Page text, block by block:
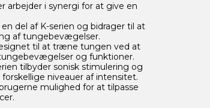
arbejder i synergi for at give en
del af K-serien og bidrager til at
af tungebevægelser.
til at træne tungen ved at
og funktioner.
tilbyder sonisk stimulering og
niveauer af intensitet.
mulighed for at tilpasse